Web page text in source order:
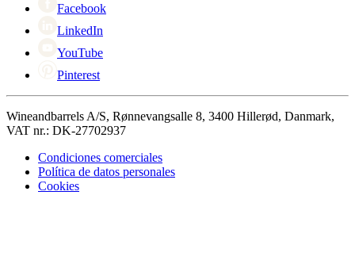
Facebook
LinkedIn
YouTube
Pinterest
Wineandbarrels A/S, Rønnevangsalle 8, 3400 Hillerød, Danmark,
VAT nr.: DK-27702937
Condiciones comerciales
Política de datos personales
Cookies